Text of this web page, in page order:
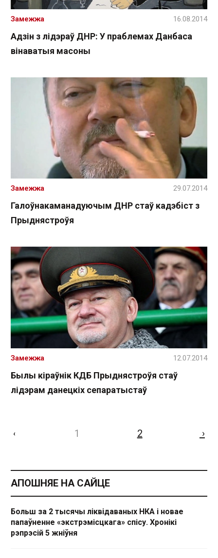
Адзін з лідэраў ДНР: У праблемах Данбаса
вінаватыя масоны
Замежжа 16.08.2014
Галоўнакаманадуючым ДНР стаў кадэбіст з
Прыднястроўя
Замежжа 29.07.2014
Былы кіраўнік КДБ Прыднястроўя стаў
лідэрам данецкіх сепаратыстаў
Замежжа 12.07.2014
‹ 1 2 ›
АПОШНЯЕ НА САЙЦЕ
Больш за 2 тысячы ліквідаваных НКА і новае
папаўненне «экстрэмісцкага» спісу. Хронікі
рэпрэсій 5 жніўня